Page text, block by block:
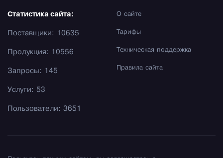
О сайте
Тарифы
Техническая поддержка
Правила сайта
Статистика сайта:
Поставщики: 10635
Продукция: 10556
Запросы: 145
Услуги: 53
Пользователи: 3651